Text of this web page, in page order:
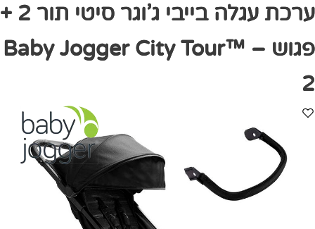
ערכת עגלה בייבי ג’וגר סיטי תור 2 +
פגוש – Baby Jogger City Tour™
2